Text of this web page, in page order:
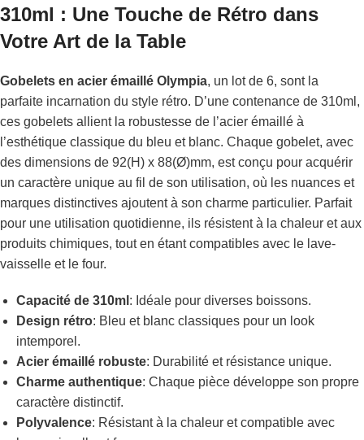
310ml : Une Touche de Rétro dans
Votre Art de la Table
Gobelets en acier émaillé Olympia, un lot de 6, sont la
parfaite incarnation du style rétro. D’une contenance de 310ml,
ces gobelets allient la robustesse de l’acier émaillé à
l’esthétique classique du bleu et blanc. Chaque gobelet, avec
des dimensions de 92(H) x 88(Ø)mm, est conçu pour acquérir
un caractère unique au fil de son utilisation, où les nuances et
marques distinctives ajoutent à son charme particulier. Parfait
pour une utilisation quotidienne, ils résistent à la chaleur et aux
produits chimiques, tout en étant compatibles avec le lave-
vaisselle et le four.
Capacité de 310ml : Idéale pour diverses boissons.
Design rétro: Bleu et blanc classiques pour un look
intemporel.
Acier émaillé robuste: Durabilité et résistance unique.
Charme authentique: Chaque pièce développe son propre
caractère distinctif.
Polyvalence: Résistant à la chaleur et compatible avec